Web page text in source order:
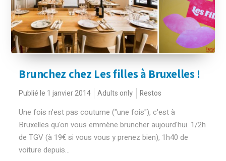
Brunchez chez Les filles à Bruxelles !
Publié le 1 janvier 2014 Adults only Restos
Une fois n'est pas coutume ("une fois"), c'est à
Bruxelles qu'on vous emmène bruncher aujourd'hui. 1/2h
de TGV (à 19€ si vous vous y prenez bien), 1h40 de
voiture depuis...